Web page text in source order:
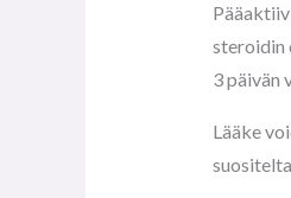
steroidin
3 päivän
Lääke